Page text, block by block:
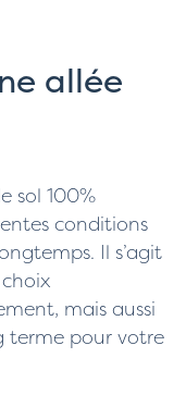
allée
sol 100%
conditions
Il s’agit
mais aussi
terme pour votre